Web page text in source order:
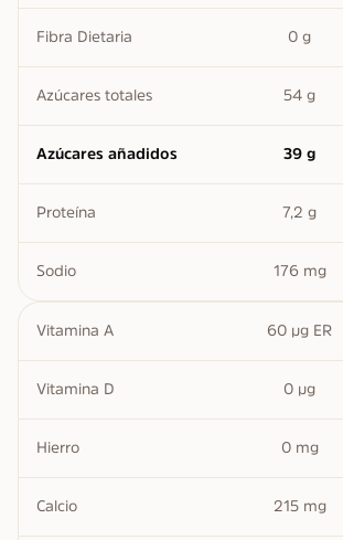
Fibra Dietaria 0 g
Azúcares totales 54 g
Azúcares añadidos 39 g
Proteína 7,2 g
Sodio 176 mg
Vitamina A 60 µg ER
Vitamina D 0 µg
Hierro 0 mg
Calcio 215 mg